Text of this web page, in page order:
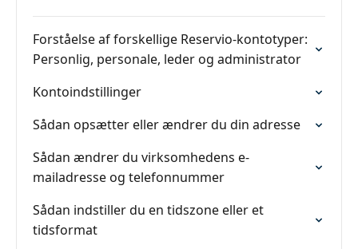
Forståelse af forskellige Reservio-kontotyper:
Personlig, personale, leder og administrator
Kontoindstillinger
Sådan opsætter eller ændrer du din adresse
Sådan ændrer du virksomhedens e-
mailadresse og telefonnummer
Sådan indstiller du en tidszone eller et
tidsformat